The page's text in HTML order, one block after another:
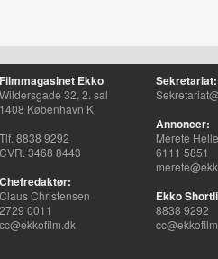
Filmmagasinet Ekko
Wildersgade 32, 2. sal
1408 København K
Tlf. 8838 9292
CVR. 3468 8443
Chefredaktør:
Claus Christensen
2729 0011
cc@ekkofilm.dk
Sekretariat:
Annoncer:
Merete
6111 5851
Ekko
8838 9292